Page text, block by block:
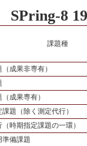
8
課題種
成果非専有）
成果専有）
題（除く測定代行）
時期指定課題の一環）
準備課題